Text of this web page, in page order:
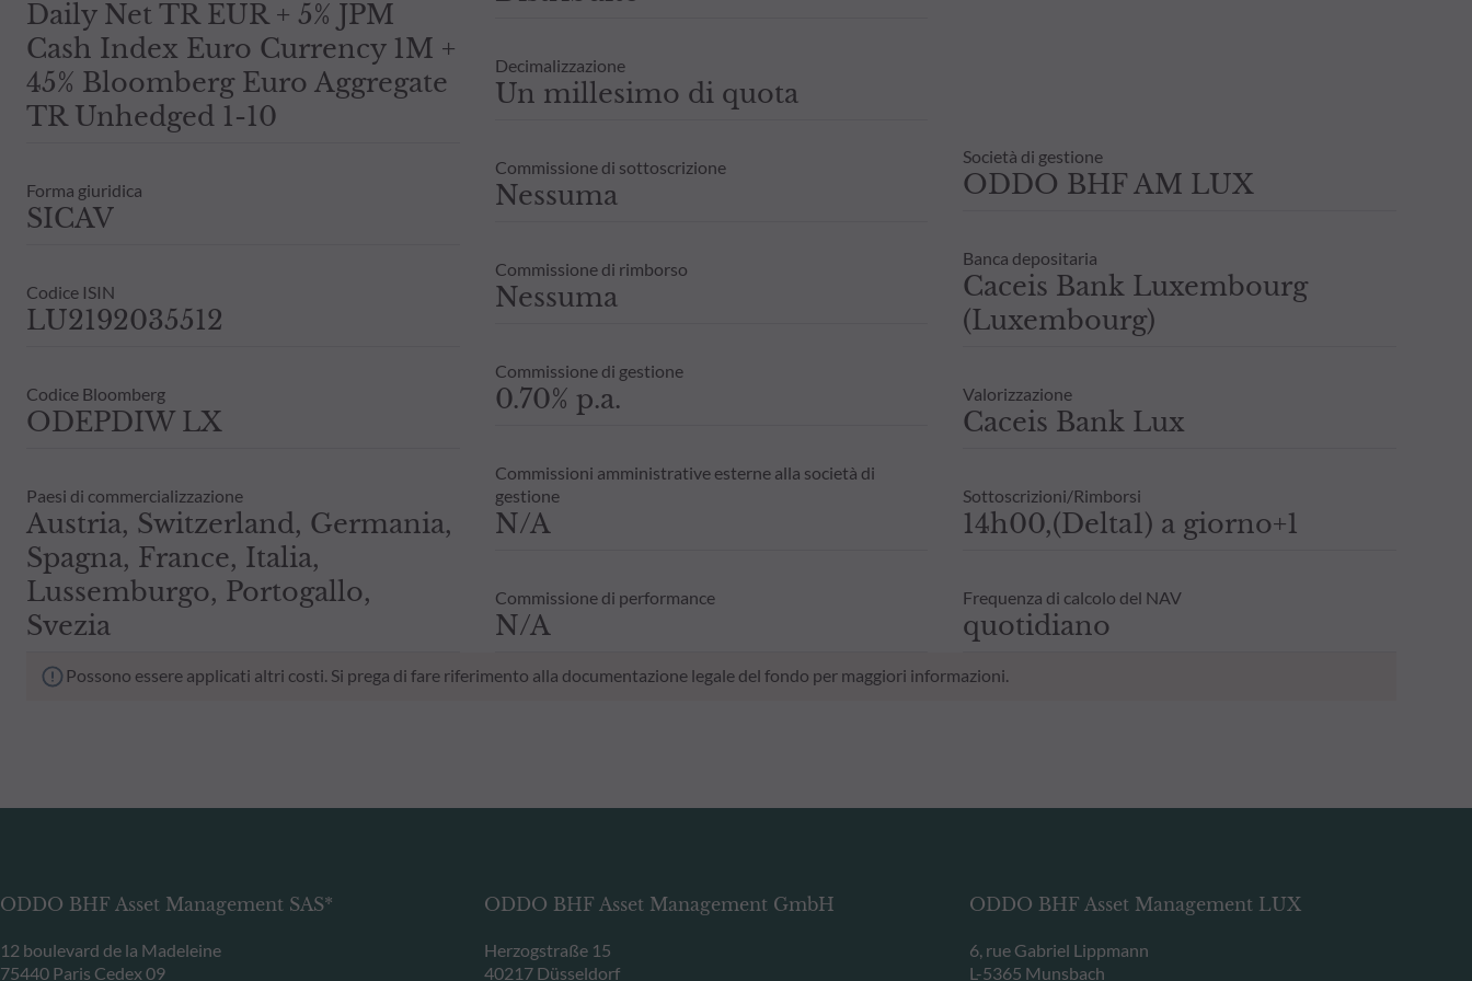
Daily Net TR EUR + 5% JPM
Cash Index Euro Currency 1M +
45% Bloomberg Euro Aggregate
TR Unhedged 1-10
Forma giuridica
SICAV
Codice ISIN
LU2192035512
Codice Bloomberg
ODEPDIW LX
Paesi di commercializzazione
Austria, Switzerland, Germania,
Spagna, France, Italia,
Lussemburgo, Portogallo,
Svezia
Decimalizzazione
Un millesimo di quota
Commissione di sottoscrizione
Nessuma
Commissione di rimborso
Nessuma
Commissione di gestione
0.70% p.a.
Commissioni amministrative esterne alla società di
gestione
N/A
Commissione di performance
N/A
Società di gestione
ODDO BHF AM LUX
Banca depositaria
Caceis Bank Luxembourg
(Luxembourg)
Valorizzazione
Caceis Bank Lux
Sottoscrizioni/Rimborsi
14h00,(Delta1) a giorno+1
Frequenza di calcolo del NAV
quotidiano
Possono essere applicati altri costi. Si prega di fare riferimento alla documentazione legale del fondo per maggiori informazioni.
ODDO BHF Asset Management SAS*
12 boulevard de la Madeleine
75440 Paris Cedex 09
ODDO BHF Asset Management GmbH
Herzogstraße 15
40217 Düsseldorf
ODDO BHF Asset Management LUX
6, rue Gabriel Lippmann
L-5365 Munsbach